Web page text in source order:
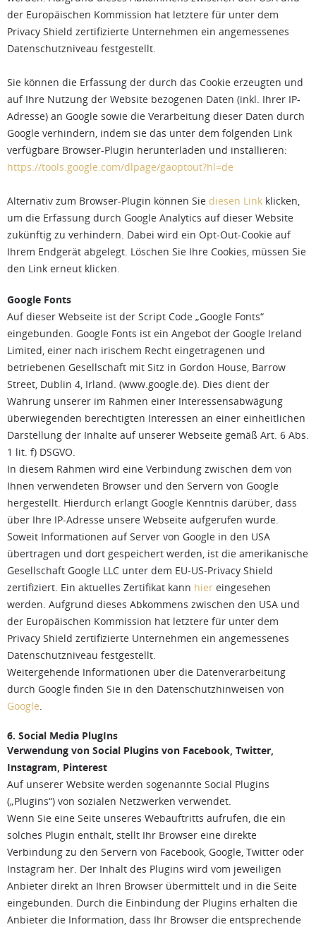
der Europäischen Kommission hat letztere für unter dem
Privacy Shield zertifizierte Unternehmen ein angemessenes
Datenschutzniveau festgestellt.
Sie können die Erfassung der durch das Cookie erzeugten und
auf Ihre Nutzung der Website bezogenen Daten (inkl. Ihrer IP-
Adresse) an Google sowie die Verarbeitung dieser Daten durch
Google verhindern, indem sie das unter dem folgenden Link
verfügbare Browser-Plugin herunterladen und installieren:
https://tools.google.com/dlpage/gaoptout?hl=de
Alternativ zum Browser-Plugin können Sie diesen Link klicken,
um die Erfassung durch Google Analytics auf dieser Website
zukünftig zu verhindern. Dabei wird ein Opt-Out-Cookie auf
Ihrem Endgerät abgelegt. Löschen Sie Ihre Cookies, müssen Sie
den Link erneut klicken.
Google Fonts
Auf dieser Webseite ist der Script Code „Google Fonts“
eingebunden. Google Fonts ist ein Angebot der Google Ireland
Limited, einer nach irischem Recht eingetragenen und
betriebenen Gesellschaft mit Sitz in Gordon House, Barrow
Street, Dublin 4, Irland. (www.google.de). Dies dient der
Wahrung unserer im Rahmen einer Interessensabwägung
überwiegenden berechtigten Interessen an einer einheitlichen
Darstellung der Inhalte auf unserer Webseite gemäß Art. 6 Abs.
1 lit. f) DSGVO.
In diesem Rahmen wird eine Verbindung zwischen dem von
Ihnen verwendeten Browser und den Servern von Google
hergestellt. Hierdurch erlangt Google Kenntnis darüber, dass
über Ihre IP-Adresse unsere Webseite aufgerufen wurde.
Soweit Informationen auf Server von Google in den USA
übertragen und dort gespeichert werden, ist die amerikanische
Gesellschaft Google LLC unter dem EU-US-Privacy Shield
zertifiziert. Ein aktuelles Zertifikat kann hier eingesehen
werden. Aufgrund dieses Abkommens zwischen den USA und
der Europäischen Kommission hat letztere für unter dem
Privacy Shield zertifizierte Unternehmen ein angemessenes
Datenschutzniveau festgestellt.
Weitergehende Informationen über die Datenverarbeitung
durch Google finden Sie in den Datenschutzhinweisen von
Google.
6. Social Media PlugIns
Verwendung von Social Plugins von Facebook, Twitter,
Instagram, Pinterest
Auf unserer Website werden sogenannte Social Plugins
(„Plugins“) von sozialen Netzwerken verwendet.
Wenn Sie eine Seite unseres Webauftritts aufrufen, die ein
solches Plugin enthält, stellt Ihr Browser eine direkte
Verbindung zu den Servern von Facebook, Google, Twitter oder
Instagram her. Der Inhalt des Plugins wird vom jeweiligen
Anbieter direkt an Ihren Browser übermittelt und in die Seite
eingebunden. Durch die Einbindung der Plugins erhalten die
Anbieter die Information, dass Ihr Browser die entsprechende